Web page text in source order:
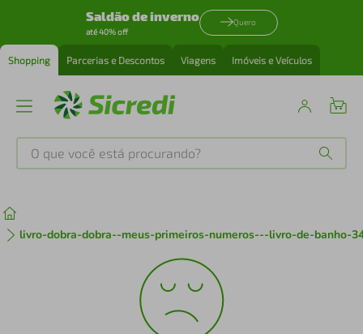
Saldão de inverno
até 40% off
Quero
Shopping Parcerias e Descontos Viagens Imóveis e Veículos
O que você está procurando?
livro-dobra-dobra--meus-primeiros-numeros---livro-de-banho-
tenis